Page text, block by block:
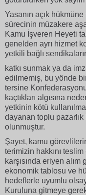
Yasanın açık
sürecinin müzakere
Kamu İşveren Heyeti
genelden ayrı hizmet
yetkili bağlı
katkı sunmak ya da
edilmemiş, bu yönde
tersine
kaçtıkları algısına
yetkinin kötü
dayanan toplu pazarlık
olunmuştur.
Şayet, kamu
terimizin hakkını
karşısında eriyen
ekonomik tablosu ve
hedeflerle uyumlu
Kuruluna gitmeye